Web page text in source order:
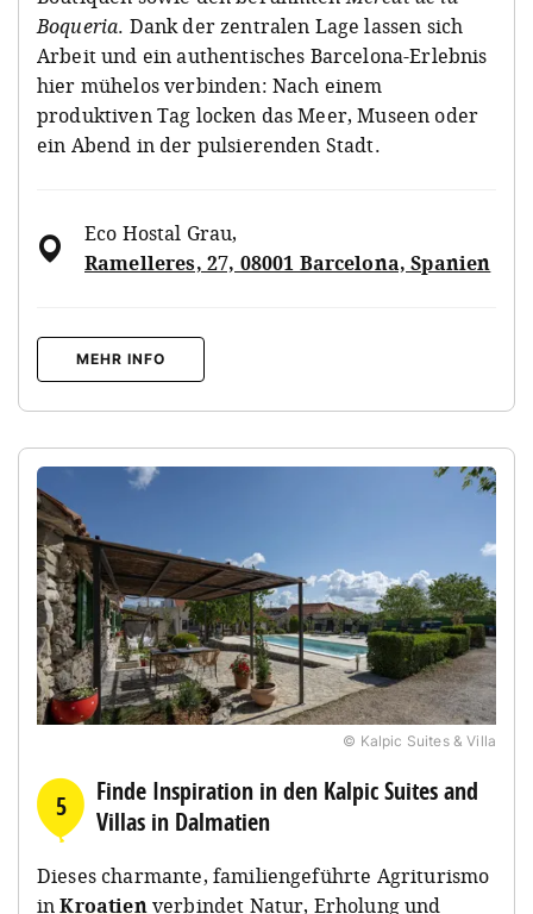
Boqueria. Dank der zentralen Lage lassen sich
Arbeit und ein authentisches Barcelona-Erlebnis
hier mühelos verbinden: Nach einem
produktiven Tag locken das Meer, Museen oder
ein Abend in der pulsierenden Stadt.
Eco Hostal Grau,
Ramelleres, 27, 08001 Barcelona, Spanien
MEHR INFO
© Kalpic Suites & Villa
5
Finde Inspiration in den Kalpic Suites and
Villas in Dalmatien
Dieses charmante, familiengeführte Agriturismo
inKroatienverbindet Natur, Erholung und